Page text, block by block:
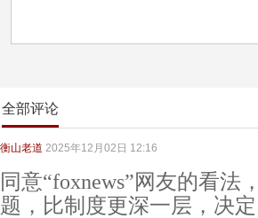
全部评论
衡山老道 2025年12月02日 12:16
同意“foxnews”网友的看
题，比制度更深一层，决定